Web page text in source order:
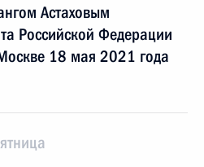
Астаховым
Российской Федерации
18 мая 2021 года